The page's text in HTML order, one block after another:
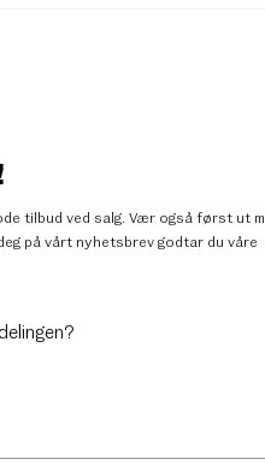
tilbud ved salg. Vær også først ut
på vårt nyhetsbrev godtar du våre